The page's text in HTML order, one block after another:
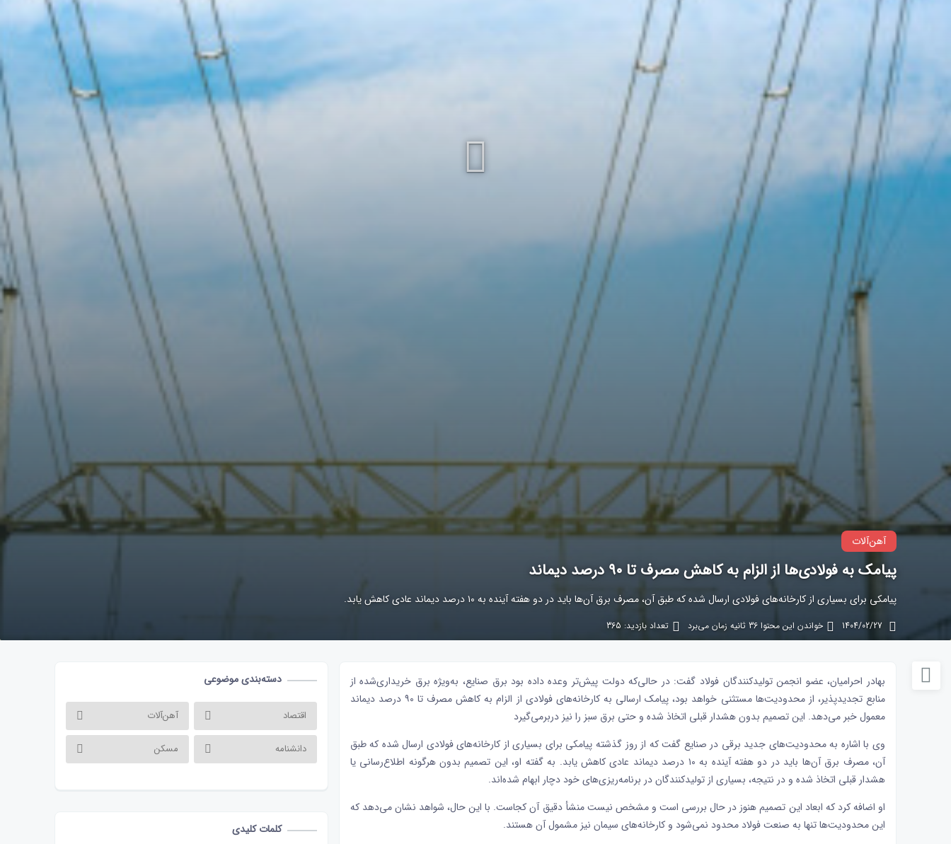
آهن‌آلات
پیامک به فولادی‌ها از الزام به کاهش مصرف تا ۹۰ درصد دیماند
پیامکی برای بسیاری از کارخانه‌های فولادی ارسال شده که طبق آن، مصرف برق آن‌ها باید در دو هفته آینده به ۱۰ درصد دیماند عادی کاهش یابد.
خواندن این محتوا 36 ثانیه زمان می‌برد تعداد بازدید: 365
بهادر احرامیان، عضو انجمن تولیدکنندگان فولاد گفت: در حالی‌که دولت پیش‌تر وعده داده بود برق صنایع، به‌ویژه برق خریداری‌شده از
منابع تجدیدپذیر، از محدودیت‌ها مستثنی خواهد بود، پیامک ارسالی به کارخانه‌های فولادی از الزام به کاهش مصرف تا ۹۰ درصد دیماند
معمول خبر می‌دهد. این تصمیم بدون هشدار قبلی اتخاذ شده و حتی برق سبز را نیز دربرمی‌گیرد
وی با اشاره به محدودیت‌های جدید برقی در صنایع گفت که از روز گذشته پیامکی برای بسیاری از کارخانه‌های فولادی ارسال شده که طبق
آن، مصرف برق آن‌ها باید در دو هفته آینده به ۱۰ درصد دیماند عادی کاهش یابد. به گفته او، این تصمیم بدون هرگونه اطلاع‌رسانی یا
هشدار قبلی اتخاذ شده و در نتیجه، بسیاری از تولیدکنندگان در برنامه‌ریزی‌های خود دچار ابهام شده‌اند.
او اضافه کرد که ابعاد این تصمیم هنوز در حال بررسی است و مشخص نیست منشأ دقیق آن کجاست. با این حال، شواهد نشان می‌دهد که
این محدودیت‌ها تنها به صنعت فولاد محدود نمی‌شود و کارخانه‌های سیمان نیز مشمول آن هستند.
دسته‌بندی موضوعی
آهن‌آلات اقتصاد
مسکن دانشنامه
کلمات کلیدی